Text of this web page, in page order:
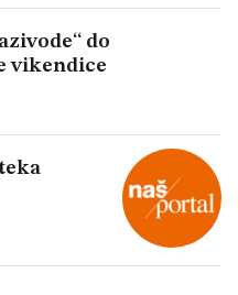
do
vikendice